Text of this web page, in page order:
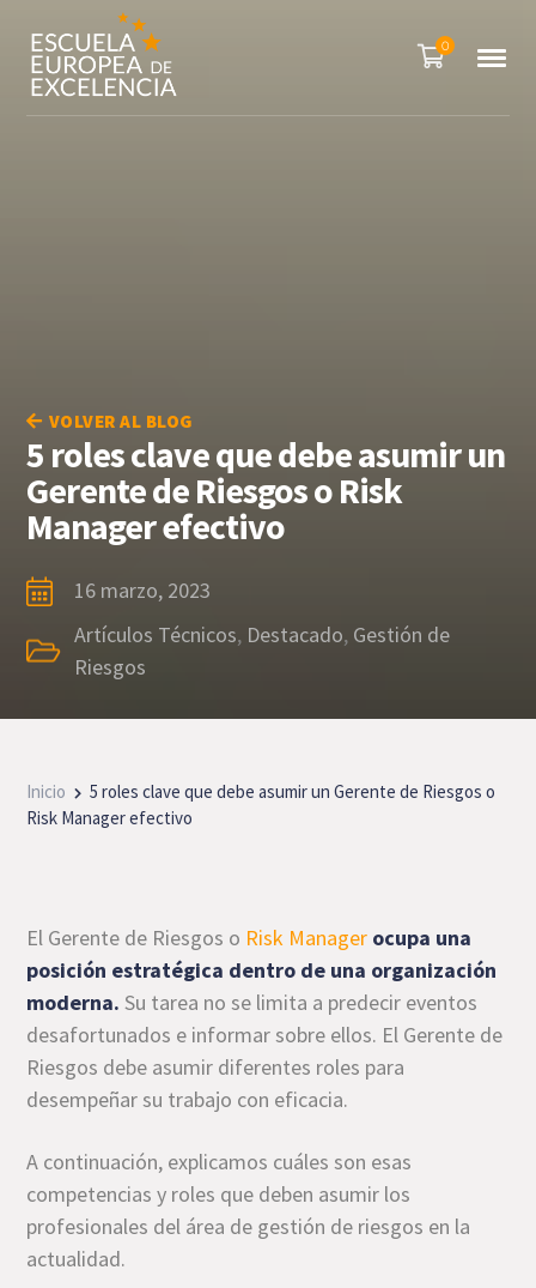
0
VOLVER AL BLOG
5 roles clave que debe asumir un
Gerente de Riesgos o Risk
Manager efectivo
16 marzo, 2023
Artículos Técnicos, Destacado, Gestión de
Riesgos
Inicio
5 roles clave que debe asumir un Gerente de Riesgos o
Risk Manager efectivo
El Gerente de Riesgos o Risk Manager ocupa una
posición estratégica dentro de una organización
moderna. Su tarea no se limita a predecir eventos
desafortunados e informar sobre ellos. El Gerente de
Riesgos debe asumir diferentes roles para
desempeñar su trabajo con eficacia.
A continuación, explicamos cuáles son esas
competencias y roles que deben asumir los
profesionales del área de gestión de riesgos en la
actualidad.